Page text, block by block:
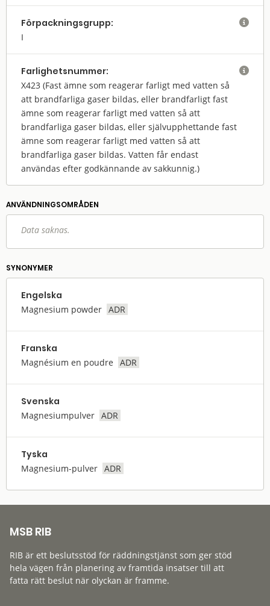
Förpack­nings­grupp:
I

Farlighets­nummer:
X423 (Fast ämne som reagerar farligt med vatten så
att brandfarliga gaser bildas, eller brandfarligt fast
ämne som reagerar farligt med vatten så att
brandfarliga gaser bildas, eller självupphettande fast
ämne som reagerar farligt med vatten så att
brandfarliga gaser bildas. Vatten får endast
användas efter godkännande av sakkunnig.)

ANVÄNDNINGS­OMRÅDEN
Data saknas.
SYNONYMER
Engelska
Magnesium powder ADR
Franska
Magnésium en poudre ADR
Svenska
Magnesiumpulver ADR
Tyska
Magnesium-pulver ADR
MSB RIB
RIB är ett beslutsstöd för räddningstjänst som ger stöd
hela vägen från planering av framtida insatser till att
fatta rätt beslut när olyckan är framme.